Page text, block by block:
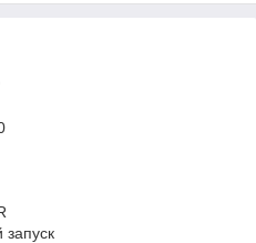
запуск